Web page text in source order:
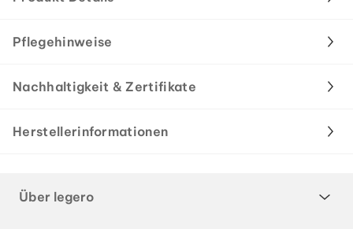
Pflegehinweise
Nachhaltigkeit & Zertifikate
Herstellerinformationen
Über legero